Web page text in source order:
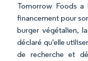
Tomorrow Foods
financement pour
burger végétalien,
déclaré qu'elle
de recherche et